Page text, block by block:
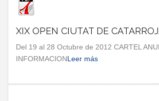
XIX OPEN CIUTAT DE
Del 19 al 28 Octubre de 2012 CARTEL
INFORMACIONLeer más